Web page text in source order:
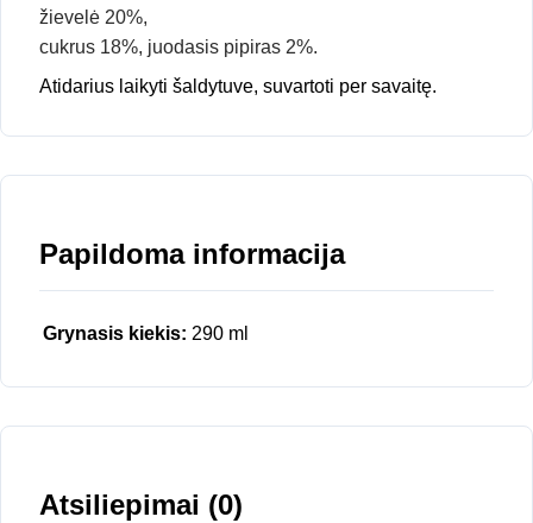
žievelė 20%,
cukrus 18%, juodasis pipiras 2%.
Atidarius laikyti šaldytuve, suvartoti per savaitę.
Papildoma informacija
Grynasis kiekis: 290 ml
Atsiliepimai (0)